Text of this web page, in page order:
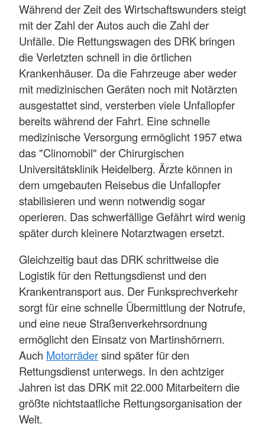
Während der Zeit des Wirtschaftswunders steigt
mit der Zahl der Autos auch die Zahl der
Unfälle. Die Rettungswagen des DRK bringen
die Verletzten schnell in die örtlichen
Krankenhäuser. Da die Fahrzeuge aber weder
mit medizinischen Geräten noch mit Notärzten
ausgestattet sind, versterben viele Unfallopfer
bereits während der Fahrt. Eine schnelle
medizinische Versorgung ermöglicht 1957 etwa
das "Clinomobil" der Chirurgischen
Universitätsklinik Heidelberg. Ärzte können in
dem umgebauten Reisebus die Unfallopfer
stabilisieren und wenn notwendig sogar
operieren. Das schwerfällige Gefährt wird wenig
später durch kleinere Notarztwagen ersetzt.
Gleichzeitig baut das DRK schrittweise die
Logistik für den Rettungsdienst und den
Krankentransport aus. Der Funksprechverkehr
sorgt für eine schnelle Übermittlung der Notrufe,
und eine neue Straßenverkehrsordnung
ermöglicht den Einsatz von Martinshörnern.
Auch Motorrädersind später für den
Rettungsdienst unterwegs. In den achtziger
Jahren ist das DRK mit 22.000 Mitarbeitern die
größte nichtstaatliche Rettungsorganisation der
Welt.